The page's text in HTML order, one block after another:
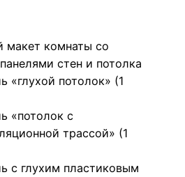
макет комнаты со
стен и потолка
«глухой потолок» (1
«потолок с
трассой» (1
с глухим пластиковым